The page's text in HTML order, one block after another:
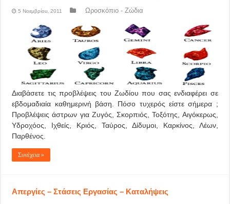
5 Νοεμβρίου, 2011 Ωροσκόπιο - Ζώδια
Διαβάσετε τις προβλέψεις του Ζωδίου που σας ενδιαφέρει σε
εβδομαδιαία καθημερινή βάση. Πόσο τυχερός είστε σήμερα ;
Προβλέψεις άστρων για Ζυγός, Σκορπιός, Τοξότης, Αιγόκερως,
Υδροχόος, Ιχθείς, Κριός, Ταύρος, Δίδυμοι, Καρκίνος, Λέων,
Παρθένος.
Συνέχεια »
Απεργίες – Στάσεις Εργασίας – Καταλήψεις